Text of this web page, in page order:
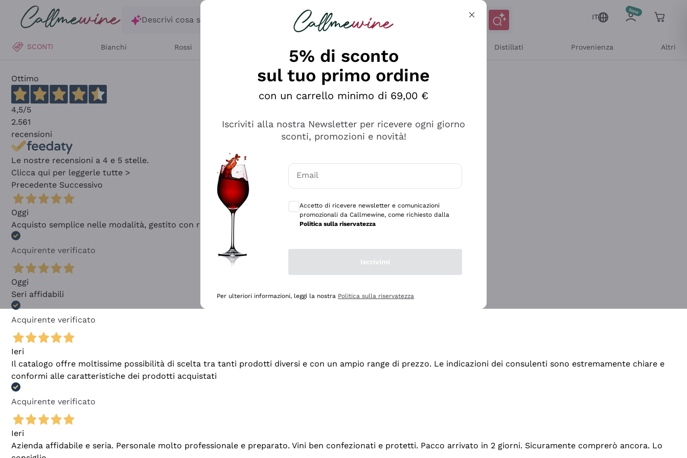
Salta al contenuto principale
Descrivi cosa stai cercando
IT
SCONTI Bianchi Rossi Distillati Provenienza Altri
Ottimo
4,5/5
2.561
recensioni
Le nostre recensioni a 4 e 5 stelle.
Clicca qui per leggerle tutte >
Precedente Successivo
Oggi
Acquisto semplice nelle modalità, gestito con rapidità e professionalità
Acquirente verificato
Oggi
Seri affidabili
Acquirente verificato
Ieri
Il catalogo offre moltissime possibilità di scelta tra tanti prodotti diversi e con un ampio range di prezzo. Le indicazioni dei consulenti sono estremamente chiare e
conformi alle caratteristiche dei prodotti acquistati
Acquirente verificato
Ieri
Azienda affidabile e seria. Personale molto professionale e preparato. Vini ben confezionati e protetti. Pacco arrivato in 2 giorni. Sicuramente comprerò ancora. Lo
5% di sconto
sul tuo primo ordine
con un carrello minimo di 69,00 €
Iscriviti alla nostra Newsletter per ricevere ogni giorno
sconti, promozioni e novità!
Email
Accetto di ricevere newsletter e comunicazioni
promozionali da Callmewine, come richiesto dalla
Politica sulla riservatezza
Iscrivimi
Per ulteriori informazioni, leggi la nostra Politica sulla riservatezza